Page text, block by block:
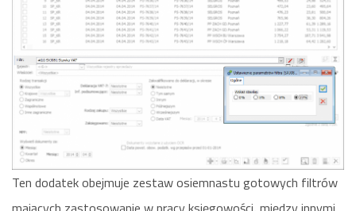
Ten dodatek obejmuje zestaw osiemnastu gotowych filtrów